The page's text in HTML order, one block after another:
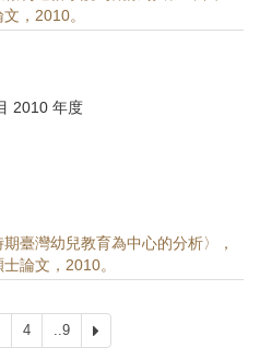
，2010。
2010 年度
臺灣幼兒教育為中心的分析〉，
論文，2010。
4 ..9
一